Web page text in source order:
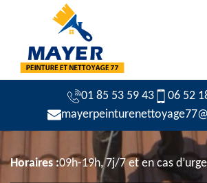
01 85 53 59 43
06 52
Horaires :09h-19h, 7j/7 et en cas